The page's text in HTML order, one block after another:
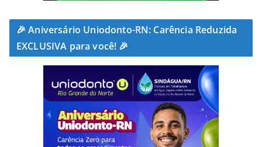
🎉 Aniversário Uniodonto-RN: Carência Reduzida
EXCLUSIVA para você! 🎉